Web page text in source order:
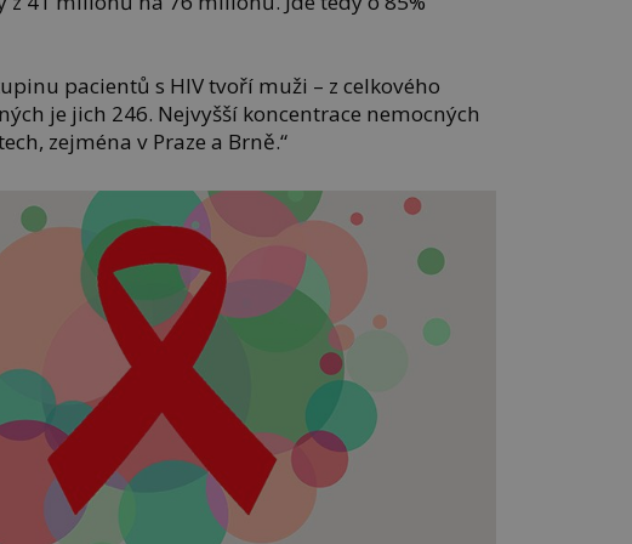
pacientů s HIV tvoří muži – z celkového
je jich 246. Nejvyšší koncentrace nemocných
zejména v Praze a Brně.“